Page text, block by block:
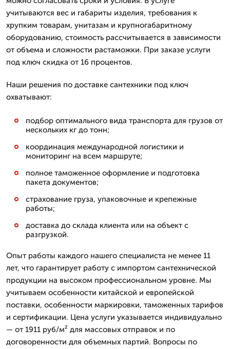
учитываются вес и габариты изделия, требования к
хрупким товарам, унитазам и крупногабаритному
оборудованию, стоимость рассчитывается в зависимости
от объема и сложности растаможки. При заказе услуги
под ключ скидка от 16 процентов.
Наши решения по доставке сантехники под ключ
охватывают:
подбор оптимального вида транспорта для грузов от
нескольких кг до тонн;
координация международной логистики и
мониторинг на всем маршруте;
полное таможенное оформление и подготовка
пакета документов;
страхование груза, упаковочные и крепежные
работы;
доставка до склада клиента или на объект с
разгрузкой.
Опыт работы каждого нашего специалиста не менее 11
лет, что гарантирует работу с импортом сантехнической
продукции на высоком профессиональном уровне. Мы
учитываем особенности китайской и европейской
поставки, особенности маркировки, таможенных тарифов
и сертификации. Цена услуги указывается индивидуально
— от 1911 руб/м² для массовых отправок и по
договоренности для объемных партий. Вопросы по